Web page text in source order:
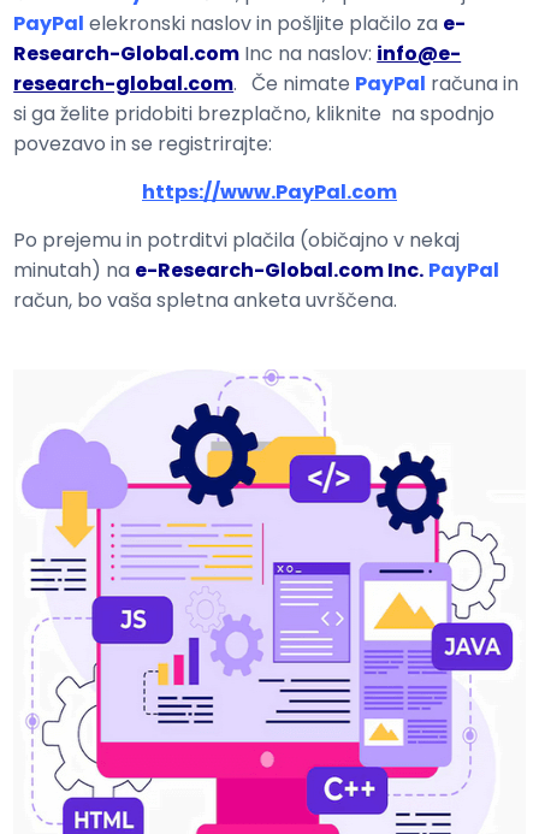
PayPal elekronski naslov in pošljite plačilo za e-
Research-Global.com Inc na naslov: info@e-
research-global.com. Če nimate PayPal računa in
si ga želite pridobiti brezplačno, kliknite na spodnjo
povezavo in se registrirajte:
https://www.PayPal.com
Po prejemu in potrditvi plačila (običajno v nekaj
minutah) na e-Research-Global.com Inc. PayPal
račun, bo vaša spletna anketa uvrščena.